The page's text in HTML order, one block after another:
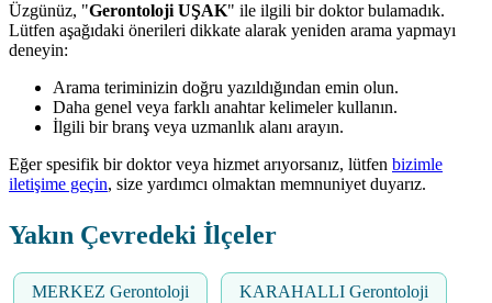
Üzgünüz, "Gerontoloji UŞAK" ile ilgili bir doktor bulamadık.
Lütfen aşağıdaki önerileri dikkate alarak yeniden arama yapmayı
deneyin:
Arama teriminizin doğru yazıldığından emin olun.
Daha genel veya farklı anahtar kelimeler kullanın.
İlgili bir branş veya uzmanlık alanı arayın.
Eğer spesifik bir doktor veya hizmet arıyorsanız, lütfen bizimle
iletişime geçin, size yardımcı olmaktan memnuniyet duyarız.
Yakın Çevredeki İlçeler
MERKEZ Gerontoloji KARAHALLI Gerontoloji